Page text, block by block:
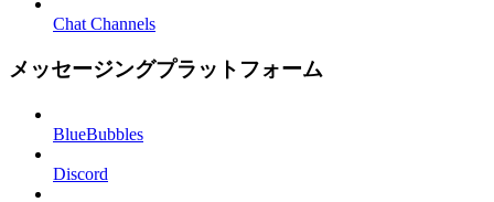
Chat Channels
メッセージングプラットフォーム
BlueBubbles
Discord